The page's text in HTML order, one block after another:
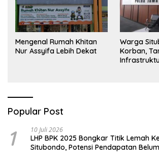
Mengenal Rumah Khitan
Nur Assyifa Lebih Dekat
Warga
Korban,
Popular Post
1 10 Juli 2026
LHP BPK 2025 Bongkar Titik Lemah
Situbondo, Potensi Pendapatan